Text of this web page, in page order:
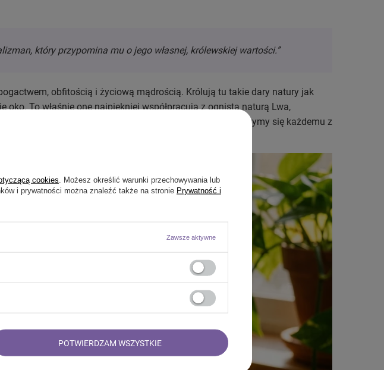
który przypomina mu o jego własnej, królewskiej wartości.”
obfitością i życiową mądrością. Królują tu takie dary natury jak
To właśnie one najpiękniej współpracują z ognistą naturą Lwa,
życiu. W kolejnych częściach artykułu dokładnie przyjrzymy się każdemu z
cookies . Możesz określić warunki przechowywania lub
i prywatności można znaleźć także na stronie Prywatność i
Zawsze aktywne
POTWIERDZAM WSZYSTKIE